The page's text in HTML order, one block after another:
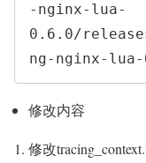
-nginx-lua-
0.6.0/
ng-nginx-
修改内容
1. 修改